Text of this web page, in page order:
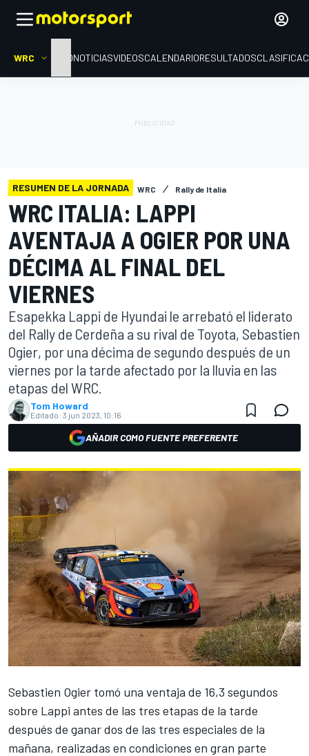
WRC INICIONOTICIASVIDEOSCALENDARIORESULTADOS
RESUMEN DE LA JORNADA WRC Rally de Italia
WRC ITALIA: LAPPI
AVENTAJA A OGIER POR UNA
DÉCIMA AL FINAL DEL
VIERNES
Esapekka Lappi de Hyundai le arrebató el liderato
del Rally de Cerdeña a su rival de Toyota, Sebastien
Ogier, por una décima de segundo después de un
viernes por la tarde afectado por la lluvia en las
etapas del WRC.
Tom Howard
Editado: 3 jun 2023, 10:16
AÑADIR COMO FUENTE PREFERENTE
Sebastien Ogier tomó una ventaja de 16,3 segundos
sobre Lappi antes de las tres etapas de la tarde
después de ganar dos de las tres especiales de la
mañana, realizadas en condiciones en gran parte